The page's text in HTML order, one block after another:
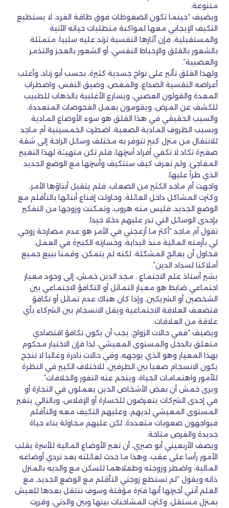
متنوعة.
ويضيف “حينما تكون الضغوطات فوق طاقة الفرد، لا يستطيع
التكيف الإيجابي معها لمواكبة متطلبات حياته الآنية
والمستقبلية، فإن آثارها النفسية ترتد عليه سلبيا، متمثلة
بالشعور بالقلق والإحباط النفسي، أو الشعور بالعجز والتذمر
والعصبية”.
ولهذا القلق تأثير على نواح جسدية كثيرة، بحسب أبو زناد، وأغلب
أعراضه النفسية الصداع، والمغص، وضيق النفس، واضطراب
المعدة والقولون العصبي، ويسارع الأغلبية بالذهاب للطبيب
للكشف عن المرض، ويقومون بعمل الفحوصات المتعددة،
والسبب الحقيقي في هذا القلق هو سوء الأوضاع المادية.
وبسبب الظروف المادية الصعبة، اضطرت الخمسينية أم ماجد
للانتقال من منزل كبير تتوفر به مختلف وسائل الراحة إلى شقة
صغيرة تكاد لا تكفي أفراد أسرتها، فلم تكن متهيئة لهذا التغيير
المفاجئ، ولم تعرف كيف ستتكيف وأسرتها مع الوضع الجديد
الذي طرأ عليها.
واجهت أم ماجد الكثير من الصعاب، فلم يتقبل أبناؤها الأمر،
وكثرت المشاكل داخل العائلة، وحاولت إقناع أبنائها بالتأقلم مع
الوضع الجديد، فليس منه هروب، وتمكنت وزوجها من التفكير
بإحدى الوسائل التي تدر عليهم دخلا جيدا.
تقول أم ماجد “أكثر ما أزعجني في الأمر هو عدم مصارحة زوجي
لي بأزمته المالية منذ البداية، وخسارته الكبيرة في العمل،
فحاول أن يعالج المشكلة، لكنه لم يتمكن، وقمنا ببيع جميع
أملاكنا لسداد الدين”.
يشير أستاذ علم الاجتماع ، مجد الدين خمش، إلى وجود معيار
اجتماعي ضابط هو معيار التماثل أو التكافؤ الاجتماعي بين
الشخصين أو الشريكين، وإذا كان هناك عدم تماثل أو تكافؤ
فتضعف العلاقة الاجتماعية ويقل الانسجام بين الشركاء بأي
علاقة من العلاقات.
ويضيف “ففي حالات الزواج، يجب أن يكون تكافؤ اقتصادي
متعلق بالدخل والمستوى المعيشي، لذا فإن الاختيار محكوم
بهذا المعيار وهو الذي يوجهه، وفي حالات نادرة وغالبا لا تنجح
يكون الانسجام صعبا بين الطرفين، للاختلاف الكبير في النظرة
للأمور واهتمامات الحياة، وينجم عنه النفور والخلافات”.
ويرى خمش أن بعض الأشخاص الذين يعملون في التجارة أو
في إحدى الشركات يتعرضون للخسارة أو الإفلاس، وبالتالي يتغير
المستوى المعيشي لديهم، وعليهم التكيف معه والتأقلم
فيواجهون صعوبات متعددة، لكن عليهم محاولة بناء حياة
جديدة والفرص متاحة.
ويصف الأربعيني أبو صبري، أن تغير الأوضاع المالية للأسرة يقلب
الأمور رأسا على عقب، وهذا ما حدث لعائلته بعد تردي أوضاعه
المالية، واضطر وزوجته وطفلاهما للسكن مع والديه بالمنزل
ذاته.ويقول “لم تستطع زوجتي التأقلم مع الوضع الجديد، مع
العلم أنني أخبرتها أنها فترة مؤقتة وسوف ننتقل بعدها للعيش
بمنزل مستقل، وكثرت المشاحنات بينها وبين والدتي، وقررت